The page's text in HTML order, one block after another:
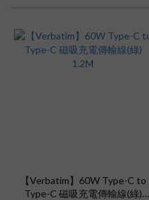
【Verbatim】60W Type-C to
Type-C 磁吸充電傳輸線(綠)